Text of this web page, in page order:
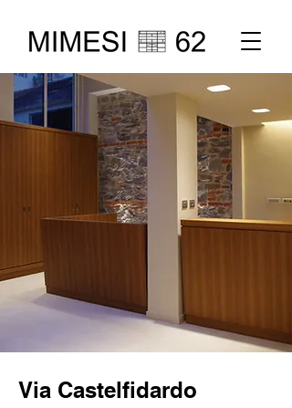
Via Castelfidardo